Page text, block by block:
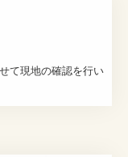
て現地の確認を行い